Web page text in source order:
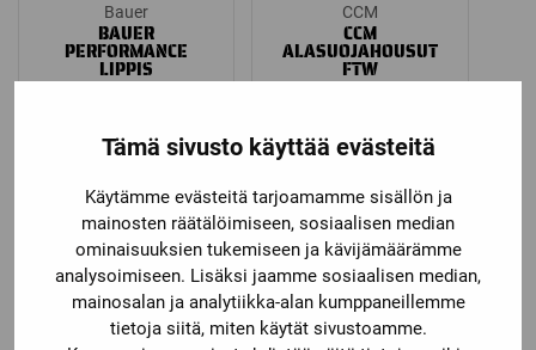
Tämä sivusto käyttää evästeitä
Käytämme evästeitä tarjoamamme sisällön ja
mainosten räätälöimiseen, sosiaalisen median
ominaisuuksien tukemiseen ja kävijämäärämme
analysoimiseen. Lisäksi jaamme sosiaalisen median,
mainosalan ja analytiikka-alan kumppaneillemme
tietoja siitä, miten käytät sivustoamme.
Bauer
BAUER
PERFORMANCE
LIPPIS
34,90€
CCM
CCM
ALASUOJAHOUSUT
FTW
99,00 € – 109,00€
range:
99,00 €
109,00 €